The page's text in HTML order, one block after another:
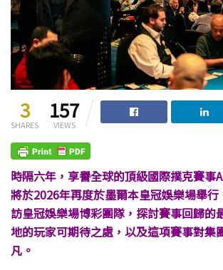
3
SHARES
157
VIEWS
時隔六年，享譽全球的頂級國際撲克賽事
將於2026年再度於墨爾本皇冠娛樂場舉
訪皇冠娛樂場博彩團隊，探討賽事回歸的
地的玩家可期待之處，以及這項賽事對集
凡。